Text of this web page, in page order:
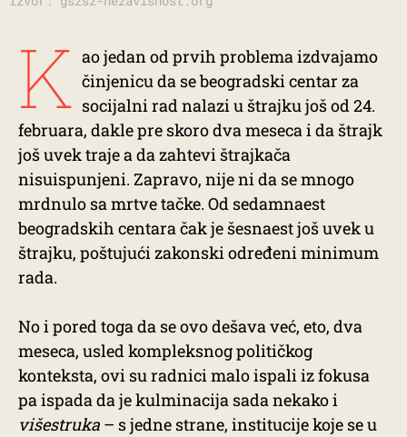
K ao jedan od prvih problema izdvajamo
činjenicu da se beogradski centar za
socijalni rad nalazi u štrajku još od 24.
februara, dakle pre skoro dva meseca i da štrajk
još uvek traje a da zahtevi štrajkača
nisuispunjeni. Zapravo, nije ni da se mnogo
mrdnulo sa mrtve tačke. Od sedamnaest
beogradskih centara čak je šesnaest još uvek u
štrajku, poštujući zakonski određeni minimum
rada.
No i pored toga da se ovo dešava već, eto, dva
meseca, usled kompleksnog političkog
konteksta, ovi su radnici malo ispali iz fokusa
pa ispada da je kulminacija sada nekako i
višestruka – s jedne strane, institucije koje se u